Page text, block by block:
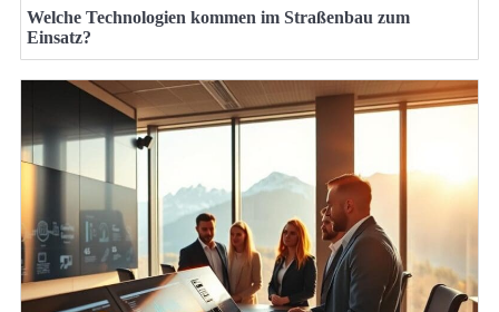
Welche Technologien kommen im Straßenbau zum
Einsatz?